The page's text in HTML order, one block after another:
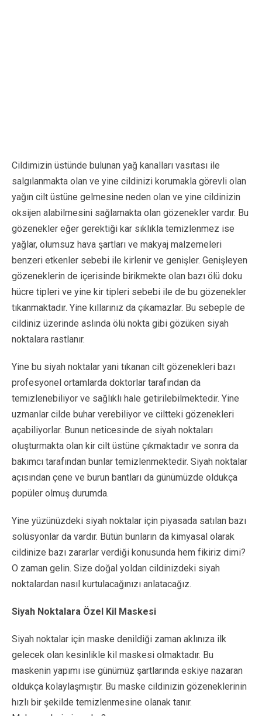
Cildimizin üstünde bulunan yağ kanalları vasıtası ile
salgılanmakta olan ve yine cildinizi korumakla görevli olan
yağın cilt üstüne gelmesine neden olan ve yine cildinizin
oksijen alabilmesini sağlamakta olan gözenekler vardır. Bu
gözenekler eğer gerektiği kar sıklıkla temizlenmez ise
yağlar, olumsuz hava şartları ve makyaj malzemeleri
benzeri etkenler sebebi ile kirlenir ve genişler. Genişleyen
gözeneklerin de içerisinde birikmekte olan bazı ölü doku
hücre tipleri ve yine kir tipleri sebebi ile de bu gözenekler
tıkanmaktadır. Yine kıllarınız da çıkamazlar. Bu sebeple de
cildiniz üzerinde aslında ölü nokta gibi gözüken siyah
noktalara rastlanır.
Yine bu siyah noktalar yani tıkanan cilt gözenekleri bazı
profesyonel ortamlarda doktorlar tarafından da
temizlenebiliyor ve sağlıklı hale getirilebilmektedir. Yine
uzmanlar cilde buhar verebiliyor ve ciltteki gözenekleri
açabiliyorlar. Bunun neticesinde de siyah noktaları
oluşturmakta olan kir cilt üstüne çıkmaktadır ve sonra da
bakımcı tarafından bunlar temizlenmektedir. Siyah noktalar
açısından çene ve burun bantları da günümüzde oldukça
popüler olmuş durumda.
Yine yüzünüzdeki siyah noktalar için piyasada satılan bazı
solüsyonlar da vardır. Bütün bunların da kimyasal olarak
cildinize bazı zararlar verdiği konusunda hem fikiriz dimi?
O zaman gelin. Size doğal yoldan cildinizdeki siyah
noktalardan nasıl kurtulacağınızı anlatacağız.
Siyah Noktalara Özel Kil Maskesi
Siyah noktalar için maske denildiği zaman aklınıza ilk
gelecek olan kesinlikle kil maskesi olmaktadır. Bu
maskenin yapımı ise günümüz şartlarında eskiye nazaran
oldukça kolaylaşmıştır. Bu maske cildinizin gözeneklerinin
hızlı bir şekilde temizlenmesine olanak tanır.